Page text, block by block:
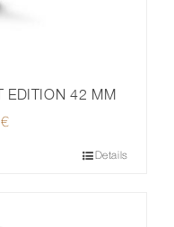
EDITION 42 MM
€
Details